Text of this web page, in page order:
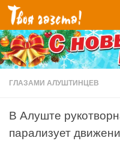
Перейти к содержимому
ГЛАЗАМИ АЛУШТИНЦЕВ
В Алуште
парализует